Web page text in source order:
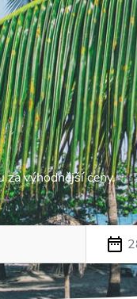
za výhodnější ceny.